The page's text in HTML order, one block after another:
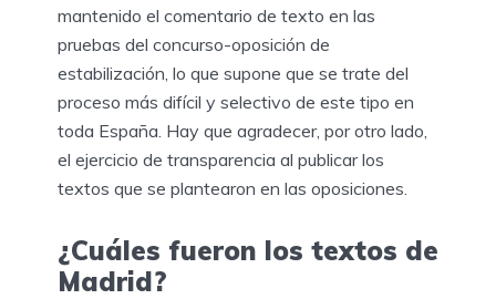
mantenido el comentario de texto en las
pruebas del concurso-oposición de
estabilización, lo que supone que se trate del
proceso más difícil y selectivo de este tipo en
toda España. Hay que agradecer, por otro lado,
el ejercicio de transparencia al publicar los
textos que se plantearon en las oposiciones.
¿Cuáles fueron los textos de
Madrid?